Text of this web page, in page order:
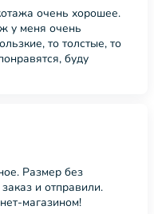
очень хорошее.
у меня очень
то толстые, то
буду
Размер без
и отправили.
магазином!